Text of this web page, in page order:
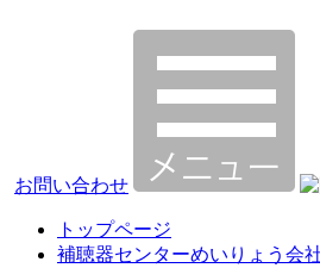
お問い合わせ
トップページ
補聴器センターめいりょう会